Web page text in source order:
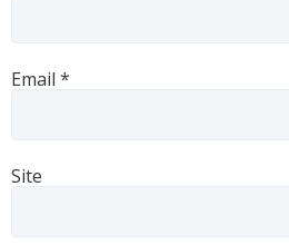
Email *
Site